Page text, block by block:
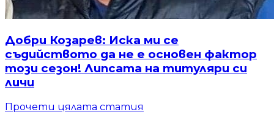
Добри Козарев: Иска ми се
съдийството да не е основен фактор
този сезон! Липсата на титуляри си
личи
Прочети цялата статия